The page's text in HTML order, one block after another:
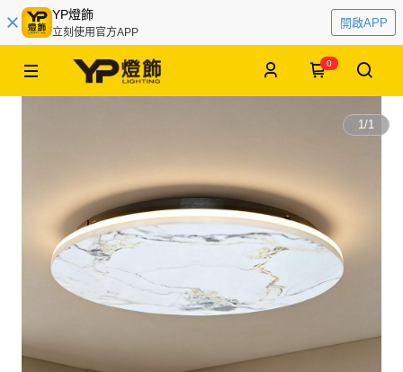
YP燈飾
立刻使用官方APP
開啟APP
0
1/1